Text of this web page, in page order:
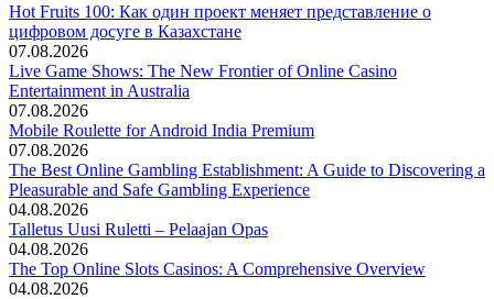
Hot Fruits 100: Как один проект меняет представление о
цифровом досуге в Казахстане
07.08.2026
Live Game Shows: The New Frontier of Online Casino
Entertainment in Australia
07.08.2026
Mobile Roulette for Android India Premium
07.08.2026
The Best Online Gambling Establishment: A Guide to Discovering a
Pleasurable and Safe Gambling Experience
04.08.2026
Talletus Uusi Ruletti – Pelaajan Opas
04.08.2026
The Top Online Slots Casinos: A Comprehensive Overview
04.08.2026